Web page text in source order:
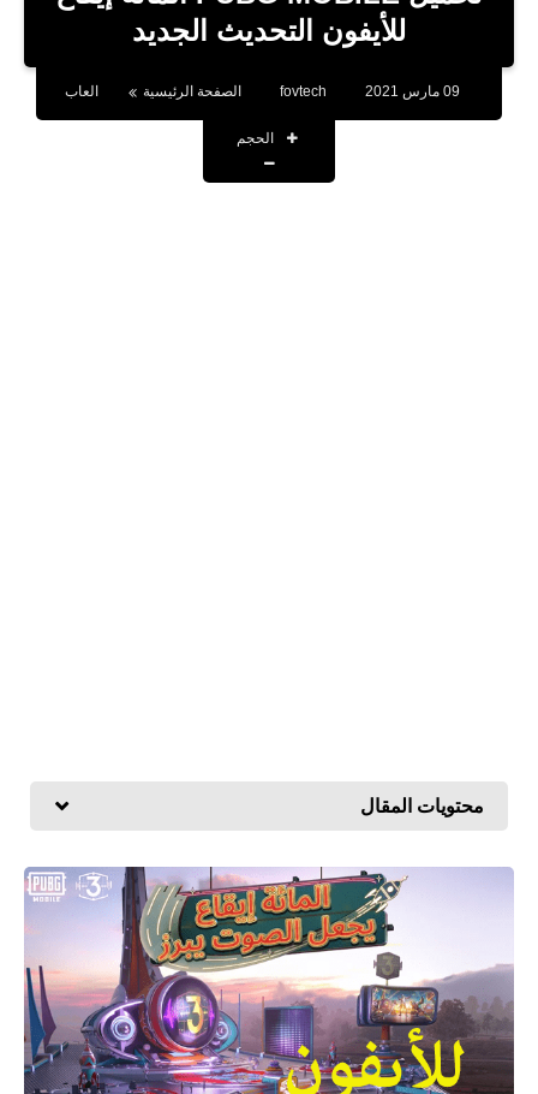
للأيفون التحديث الجديد
fovtech الصفحة الرئيسية العاب
الحجم
محتويات المقال